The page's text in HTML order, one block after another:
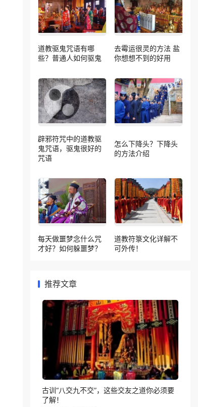
道教驱鬼咒语有哪
些？普通人如何驱鬼
去霉运很灵的方法 盐
你想想不到的好用
辟邪符咒中的道教驱
鬼咒语，驱鬼很好的
咒语
怎么下降头？下降头
的方法介绍
每天做噩梦念什么咒
才好？如何躲噩梦？
道教符箓文化详解不
可外传！
推荐文章
古训“八交九不交”，这些交友之道你必须要
了解！